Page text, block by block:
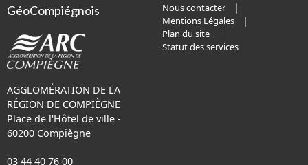
GéoCompiégnois
AGGLOMÉRATION DE LA
RÉGION DE COMPIÈGNE
Place de l'Hôtel de ville -
60200 Compiègne
03 44 40 76 00
Nous contacter
Mentions Légales
Plan du site
Statut des services